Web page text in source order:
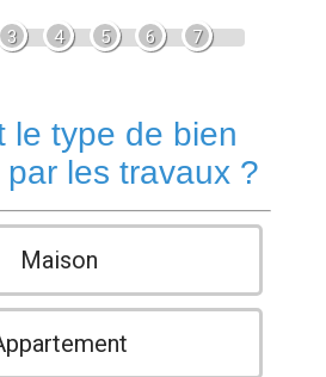
3 4 5 6 7
le type de bien
les travaux ?
Maison